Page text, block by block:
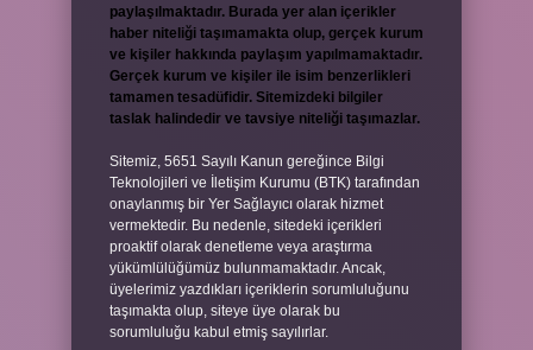
paylaşılmaktadır. Burada yer alan içerikler
haber niteliği taşımamakta olup, gerçek kurum
ve kişiler hakkında paylaşım yapılmamaktadır.
Gerçek kurum ve kişiler ile isim benzerlikleri
tamamen tesadüfidir. Sitemizdeki bilgiler
taslak halindedir ve tavsiye niteliği taşımazlar.
Sitemiz, 5651 Sayılı Kanun gereğince Bilgi
Teknolojileri ve İletişim Kurumu (BTK) tarafından
onaylanmış bir Yer Sağlayıcı olarak hizmet
vermektedir. Bu nedenle, sitedeki içerikleri
proaktif olarak denetleme veya araştırma
yükümlülüğümüz bulunmamaktadır. Ancak,
üyelerimiz yazdıkları içeriklerin sorumluluğunu
taşımakta olup, siteye üye olarak bu
sorumluluğu kabul etmiş sayılırlar.